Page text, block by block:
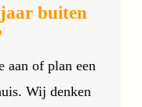
buiten
aan of plan een
Wij denken